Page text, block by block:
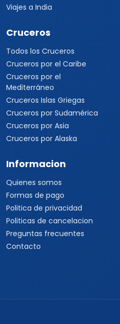
Viajes a India
Cruceros
Todos los Cruceros
Cruceros por el Caribe
Cruceros por el
Mediterráneo
Cruceros Islas Griegas
Cruceros por Sudamérica
Cruceros por Asia
Cruceros por Alaska
Informacion
Quienes somos
Formas de pago
Politica de privacidad
Politicas de cancelacion
Preguntas frecuentes
Contacto